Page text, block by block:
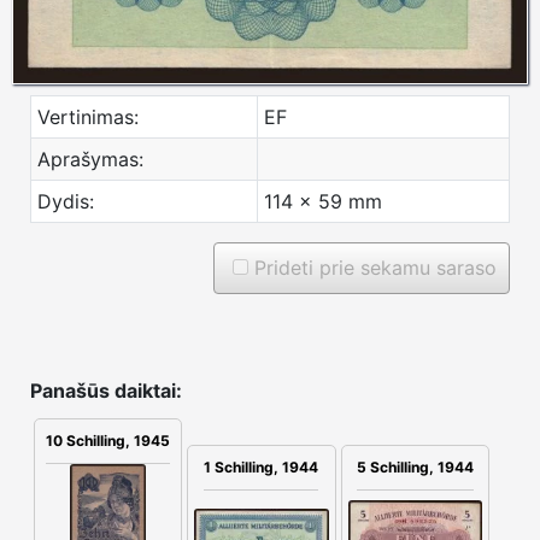
Vertinimas:
EF
Aprašymas:
Dydis:
114 x 59 mm
Prideti prie sekamu saraso
Panašūs daiktai:
10 Schilling, 1945
1 Schilling, 1944
5 Schilling, 1944